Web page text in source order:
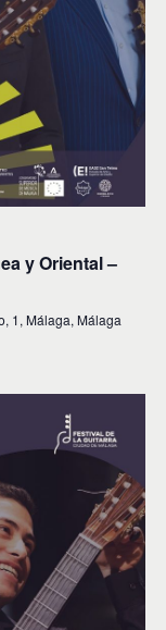
y Oriental –
1, Málaga, Málaga